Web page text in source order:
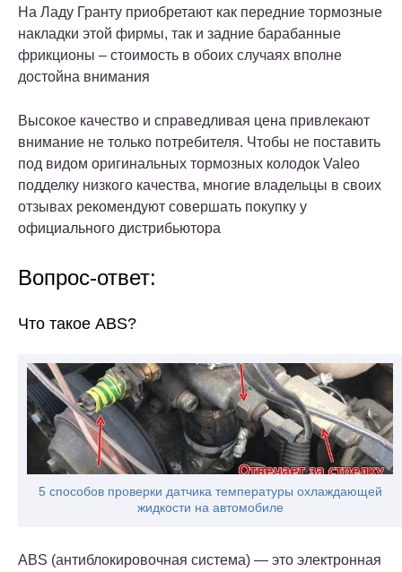
На Ладу Гранту приобретают как передние тормозные
накладки этой фирмы, так и задние барабанные
фрикционы – стоимость в обоих случаях вполне
достойна внимания
Высокое качество и справедливая цена привлекают
внимание не только потребителя. Чтобы не поставить
под видом оригинальных тормозных колодок Valeo
подделку низкого качества, многие владельцы в своих
отзывах рекомендуют совершать покупку у
официального дистрибьютора
Вопрос-ответ:
Что такое ABS?
5 способов проверки датчика температуры охлаждающей
жидкости на автомобиле
ABS (антиблокировочная система) — это электронная